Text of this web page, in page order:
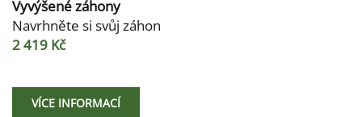
Vyvýšené záhony
Navrhněte si svůj záhon
2 419 Kč
VÍCE INFORMACÍ